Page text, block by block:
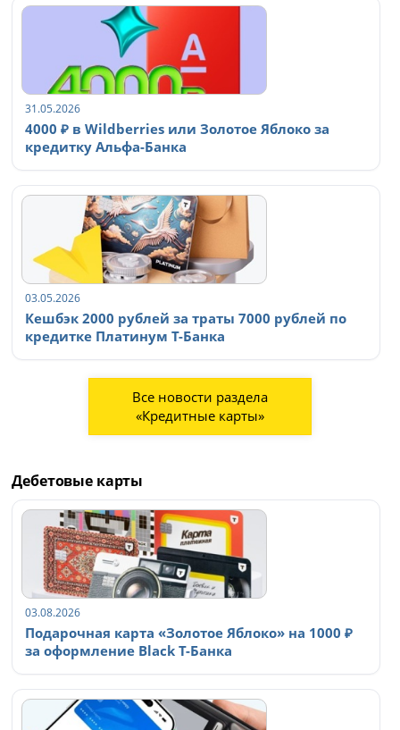
31.05.2026
4000 ₽ в Wildberries или Золотое Яблоко за
кредитку Альфа-Банка
03.05.2026
Кешбэк 2000 рублей за траты 7000 рублей по
кредитке Платинум Т-Банка
Все новости раздела
«Кредитные карты»
Дебетовые карты
03.08.2026
Подарочная карта «Золотое Яблоко» на 1000 ₽
за оформление Black Т-Банка